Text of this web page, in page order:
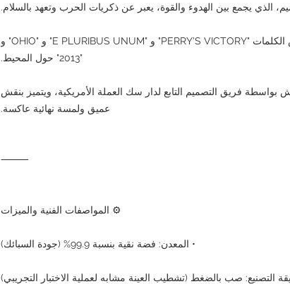
الذي يجمع بين الهدوء والقوة، يعبر عن ذكريات الحرب وتعهد بالسلام.
• تم نقش الكلمات "PERRY'S VICTORY" و "E PLURIBUS UNUM" و "OHIO" و
"2013" حول المحيط.
بواسطة فريق التصميم التابع لدار سك العملة الأمريكية، ويتميز بنقش
عميق ولمسة نهائية عاكسة.
⸻
⚙ المواصفات الفنية والميزات
• المعدن: فضة نقية بنسبة 99.9% (جودة السبائك)
التصنيع: صب بالضغط (تشطيب العينة مشابه لعملية الاختبار التجريبي)